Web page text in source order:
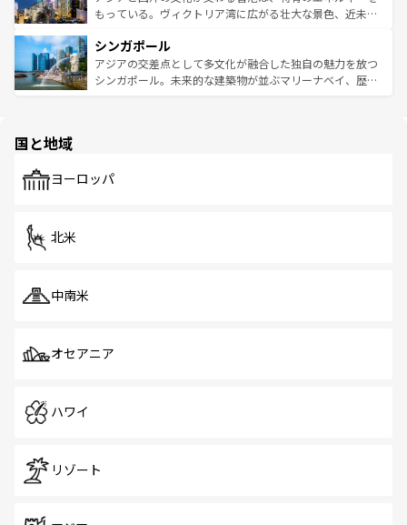
が旅行者を迎えてくれるので、きっと忘れられない旅にな
参照してほしい。
いビーチでリゾート気分を楽しむことができる。タイ料理
激する。気候は一年中温暖で、どの季節にも異なる楽しみ
が待っている。親しみやすいタイの人々、仏教を中心とし
た文化、そして多様な観光資源が、訪れる旅人を魅了し続
もっている。ヴィクトリア湾に広がる壮大な景色、近未来
み、どこを訪れても感動するはず。観光スポットが密集し
ており、効率よく見どころを回れるのも魅力。息をのむよ
うな絶景から文化的な体験まで、香港を存分に楽しみ尽く
シンガポール
アジアの交差点として多文化が融合した独自の魅力を放つ
シンガポール。未来的な建築物が並ぶマリーナベイ、歴史
で、ホーカーズは地元の風情を楽しめる外せないスポット
国と地域
ヨーロッパ
北米
中南米
オセアニア
ハワイ
リゾート